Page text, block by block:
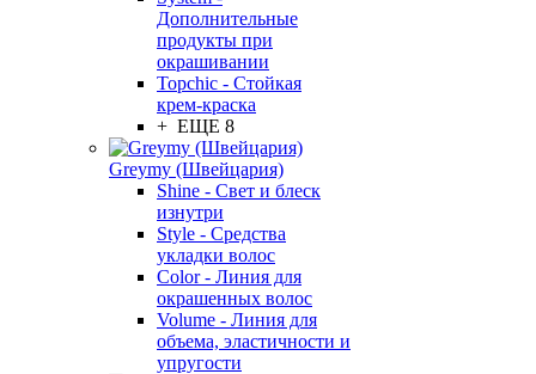
Дополнительные
продукты при
окрашивании
Topchic - Стойкая
крем-краска
+ ЕЩЕ 8
Greymy (Швейцария)
Shine - Свет и блеск
изнутри
Style - Средства
укладки волос
Color - Линия для
окрашенных волос
Volume - Линия для
объема, эластичности и
упругости